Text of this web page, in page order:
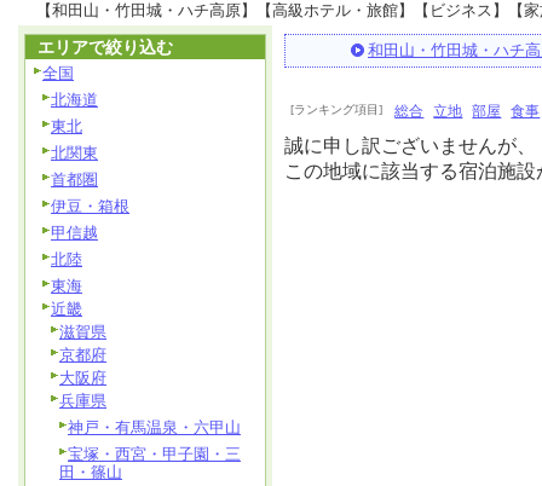
【和田山・竹田城・ハチ高原】【高級ホテル・旅館】【ビジネス】【
和田山・竹田城・ハチ
[ランキング項目] 総合 立地 部屋 食事
誠に申し訳ございませんが、
この地域に該当する宿泊施
エリアで絞り込む
全国
北海道
東北
北関東
首都圏
伊豆・箱根
甲信越
北陸
東海
近畿
滋賀県
京都府
大阪府
兵庫県
神戸・有馬温泉・六甲山
宝塚・西宮・甲子園・三
田・篠山